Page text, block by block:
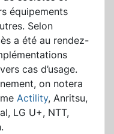
équipements
Selon
a été au rendez-
cas d’usage.
on notera
Actility, Anritsu,
LG U+, NTT,